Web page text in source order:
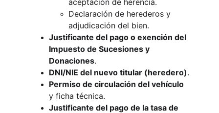
aceptación de herencia.
Declaración de herederos y
adjudicación del bien.
Justificante del pago o exención del
Impuesto de Sucesiones y
Donaciones.
DNI/NIE del nuevo titular (heredero).
Permiso de circulación del vehículo
y ficha técnica.
Justificante del pago de la tasa de